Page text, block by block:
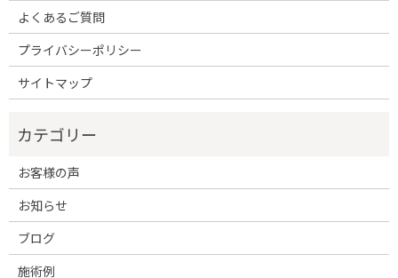
よくあるご質問
プライバシーポリシー
サイトマップ
お客様の声
お知らせ
ブログ
施術例